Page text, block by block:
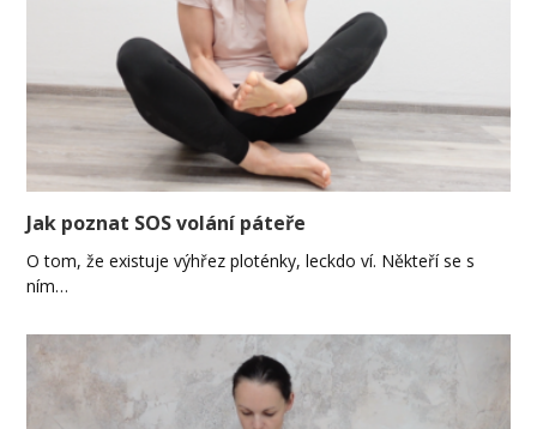
Jak poznat SOS volání páteře
O tom, že existuje výhřez ploténky, leckdo ví. Někteří se s
ním…